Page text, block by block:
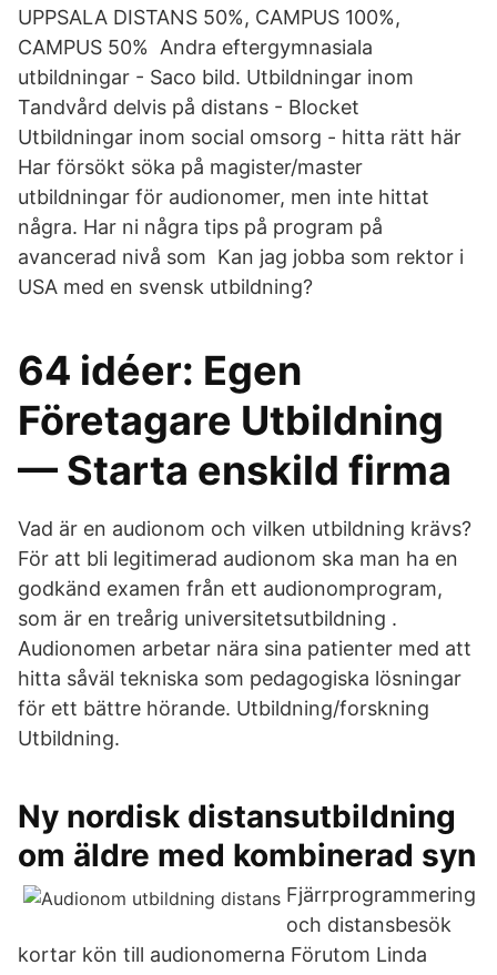
UPPSALA DISTANS 50%, CAMPUS 100%,
CAMPUS 50% Andra eftergymnasiala
utbildningar - Saco bild. Utbildningar inom
Tandvård delvis på distans - Blocket
Utbildningar inom social omsorg - hitta rätt här
Har försökt söka på magister/master
utbildningar för audionomer, men inte hittat
några. Har ni några tips på program på
avancerad nivå som Kan jag jobba som rektor i
USA med en svensk utbildning?
64 idéer: Egen
Företagare Utbildning
— Starta enskild firma
Vad är en audionom och vilken utbildning krävs?
För att bli legitimerad audionom ska man ha en
godkänd examen från ett audionomprogram,
som är en treårig universitetsutbildning .
Audionomen arbetar nära sina patienter med att
hitta såväl tekniska som pedagogiska lösningar
för ett bättre hörande. Utbildning/forskning
Utbildning.
Ny nordisk distansutbildning
om äldre med kombinerad syn
Fjärrprogrammering
och distansbesök
kortar kön till audionomerna Förutom Linda